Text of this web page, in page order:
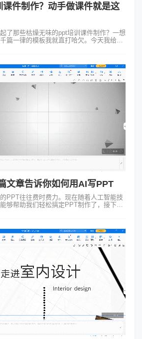
件制作？动手做课件就是这
了那些枯燥无味的ppt培训课件制作？一想
篇一律的模板我就直打哈欠。今天我给你
文章告诉你如何用AI写PPT
PPT往往费时费力。现在随着人工智能技
够帮助我们轻松搞定PPT制作了，接下来